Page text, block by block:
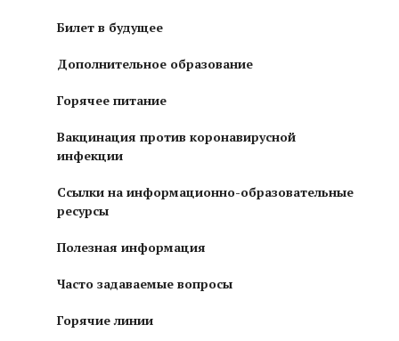
Билет в будущее
Дополнительное образование
Горячее питание
Вакцинация против коронавирусной
инфекции
Ссылки на информационно-образовательные
ресурсы
Полезная информация
Часто задаваемые вопросы
Горячие линии